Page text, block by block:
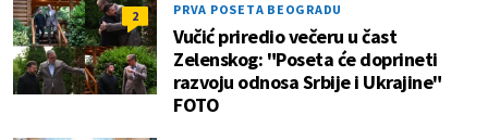
2 PRVA POSETA BEOGRADU
Vučić priredio večeru u čast
Zelenskog: "Poseta će doprineti
razvoju odnosa Srbije i Ukrajine"
FOTO